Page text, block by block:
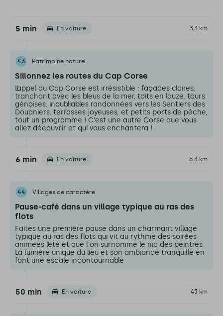
5 min En voiture 3.3 km
43 Patrimoine naturel
Sillonnez les routes du Cap Corse
L’appel du Cap Corse est irrésistible : façades claires,
tranchant avec les bleus de la mer, toits en lauze, tours
génoises, inoubliables randonnées vers les Sentiers des
Douaniers, terrasses joyeuses, et petits ports de pêche,
tout un programme ! C'est une autre Corse que vous
allez découvrir et qui vous enchantera !
6 min En voiture 6.3 km
44 Villages de caractère
Pause-café dans un village typique au ras des
flots
Faites une première pause dans un charmant village
typique au ras des flots qui vit au rythme des soirées
animées l’été et que l'on surnomme le nid des peintres.
La lumière unique du lieu et son ambiance tranquille en
font une escale incontournable
50 min En voiture 43 km